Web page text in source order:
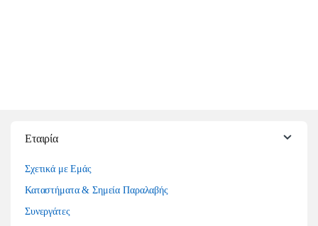
Εταιρία
Σχετικά με Εμάς
Καταστήματα & Σημεία Παραλαβής
Συνεργάτες